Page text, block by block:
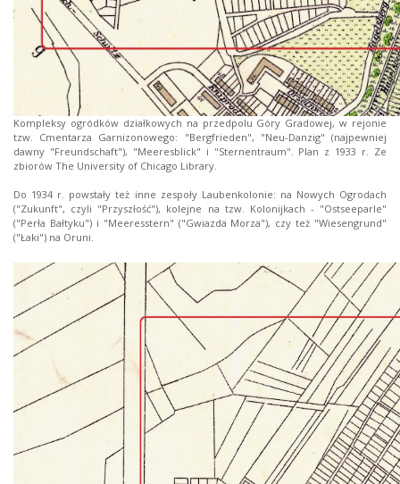
Kompleksy ogródków działkowych na przedpolu Góry Gradowej, w rejonie
tzw. Cmentarza Garnizonowego: "Bergfrieden", "Neu-Danzig" (najpewniej
dawny "Freundschaft"), "Meeresblick" i "Sternentraum". Plan z 1933 r. Ze
zbiorów The University of Chicago Library.
Do 1934 r. powstały też inne zespoły Laubenkolonie: na Nowych Ogrodach
("Zukunft", czyli "Przyszłość"), kolejne na tzw. Kolonijkach - "Ostseeparle"
("Perła Bałtyku") i "Meeresstern" ("Gwiazda Morza"), czy też "Wiesengrund"
("Łaki") na Oruni.